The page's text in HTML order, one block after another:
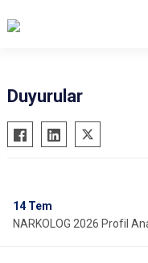
Duyurular
14 Tem
NARKOLOG 2026 Profil